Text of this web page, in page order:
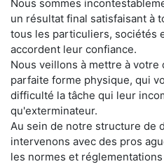
Nous sommes
un résultat final satisfaisant à
tous les particuliers, sociétés
accordent leur confiance.
Nous veillons à mettre à
parfaite forme physique, qui
difficulté la tâche qui leur
qu'exterminateur.
Au sein de notre structure de
intervenons avec des pros
les normes et